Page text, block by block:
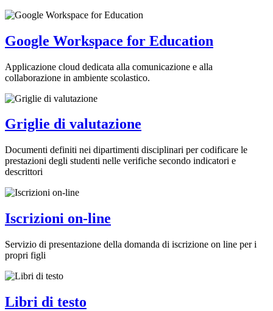
Google Workspace for Education
Applicazione cloud dedicata alla comunicazione e alla
collaborazione in ambiente scolastico.
Griglie di valutazione
Documenti definiti nei dipartimenti disciplinari per codificare le
prestazioni degli studenti nelle verifiche secondo indicatori e
descrittori
Iscrizioni on-line
Servizio di presentazione della domanda di iscrizione on line per i
propri figli
Libri di testo